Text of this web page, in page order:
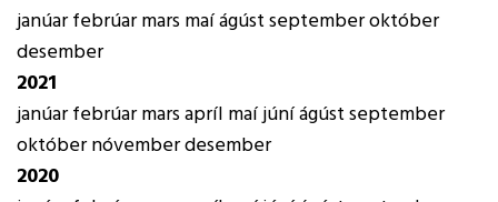
janúarfebrúarmarsmaíágústseptemberoktóber
desember
2021
janúarfebrúarmarsapríl maíjúníágústseptember
októbernóvemberdesember
2020